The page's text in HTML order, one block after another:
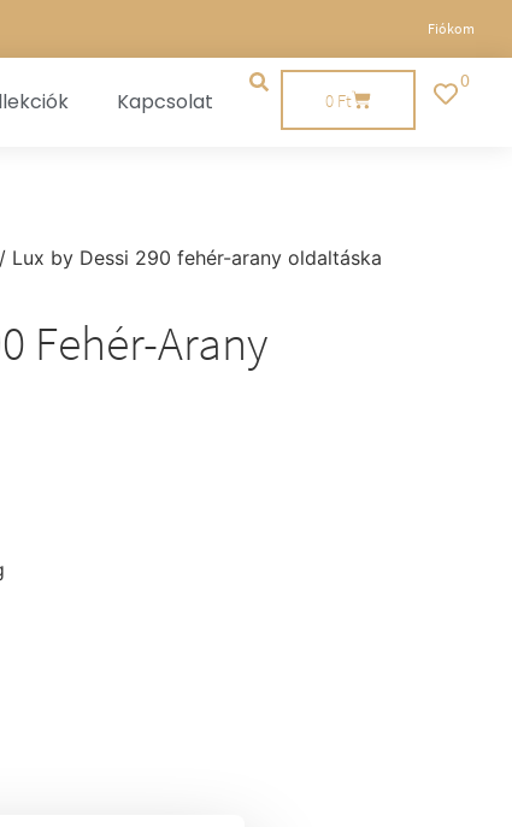
Fiókom
Kapcsolat 0 Ft
0
/ Lux by Dessi 290 fehér-arany oldaltáska
Fehér-Arany